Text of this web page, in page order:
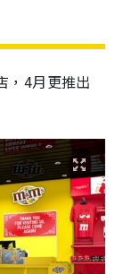
，4月更推出